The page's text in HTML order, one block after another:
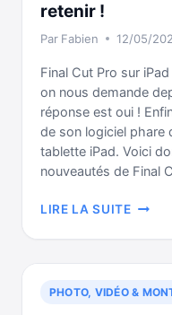
retenir !
Par Fabien 12/05/
Final Cut Pro sur
on nous demande
réponse est oui !
de son logiciel phare
tablette iPad. Voici
nouveautés de Final
LIRE LA SUITEFINAL
PRO
SUR
:
PHOTO, VIDÉO &